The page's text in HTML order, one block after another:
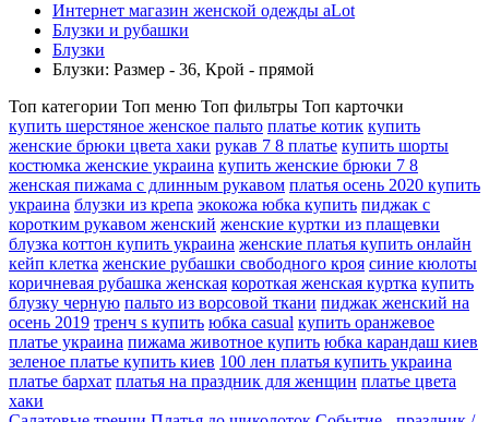
Интернет магазин женской одежды aLot
Блузки и рубашки
Блузки
Блузки: Размер - 36, Крой - прямой
Топ категории Топ меню Топ фильтры Топ карточки
купить шерстяное женское пальто платье котик купить
женские брюки цвета хаки рукав 7 8 платье купить шорты
костюмка женские украина купить женские брюки 7 8
женская пижама с длинным рукавом платья осень 2020 купить
украина блузки из крепа экокожа юбка купить пиджак с
коротким рукавом женский женские куртки из плащевки
блузка коттон купить украина женские платья купить онлайн
кейп клетка женские рубашки свободного кроя синие кюлоты
коричневая рубашка женская короткая женская куртка купить
блузку черную пальто из ворсовой ткани пиджак женский на
осень 2019 тренч s купить юбка casual купить оранжевое
платье украина пижама животное купить юбка карандаш киев
зеленое платье купить киев 100 лен платья купить украина
платье бархат платья на праздник для женщин платье цвета
хаки